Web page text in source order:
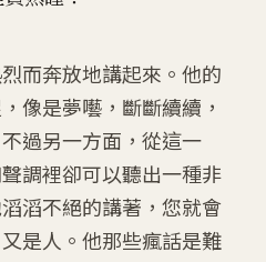
而奔放地講起來。他的
像是夢囈，斷斷續續，
過另一方面，從這一
調裡卻可以聽出一種非
滔不絕的講著，您就會
是人。他那些瘋話是難